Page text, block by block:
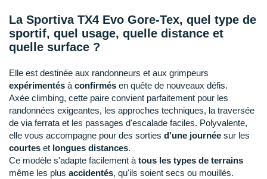
La Sportiva TX4 Evo Gore-Tex, quel type de
sportif, quel usage, quelle distance et
quelle surface ?
Elle est destinée aux randonneurs et aux grimpeurs
expérimentés à confirmés en quête de nouveaux défis.
Axée climbing, cette paire convient parfaitement pour les
randonnées exigeantes, les approches techniques, la traversée
de via ferrata et les passages d'escalade faciles. Polyvalente,
elle vous accompagne pour des sorties d'une journée sur les
courtes et longues distances.
Ce modèle s'adapte facilement à tous les types de terrains
même les plus accidentés, qu'ils soient secs ou mouillés.
DÉSTOCKAGE
+ Voir tous lesaccessoires
Nike
NNormal
Odlo
On-Running
Orca
OVERSTIMS
Patagonia